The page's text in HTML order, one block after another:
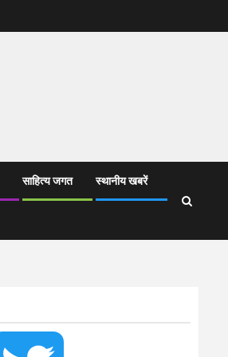
साहित्य जगत स्थानीय खबरें